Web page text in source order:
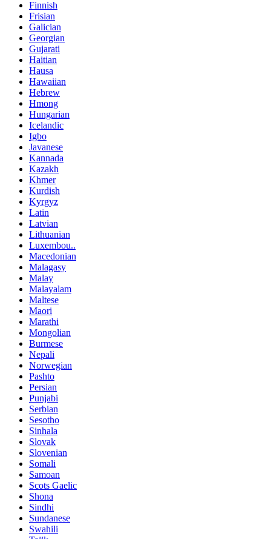
Finnish
Frisian
Galician
Georgian
Gujarati
Haitian
Hausa
Hawaiian
Hebrew
Hmong
Hungarian
Icelandic
Igbo
Javanese
Kannada
Kazakh
Khmer
Kurdish
Kyrgyz
Latin
Latvian
Lithuanian
Luxembou..
Macedonian
Malagasy
Malay
Malayalam
Maltese
Maori
Marathi
Mongolian
Burmese
Nepali
Norwegian
Pashto
Persian
Punjabi
Serbian
Sesotho
Sinhala
Slovak
Slovenian
Somali
Samoan
Scots Gaelic
Shona
Sindhi
Sundanese
Swahili